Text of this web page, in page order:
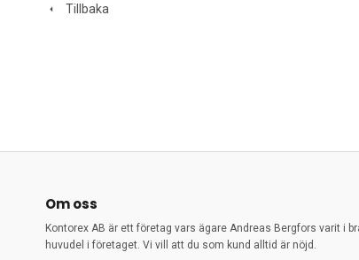
Tillbaka
Om oss
Kontorex AB är ett företag vars ägare Andreas Bergfors varit i
huvudel i företaget. Vi vill att du som kund alltid är nöjd.